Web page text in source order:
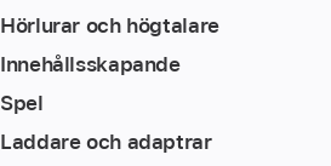
Hörlurar och högtalare
Innehållsskapande
Spel
Laddare och adaptrar